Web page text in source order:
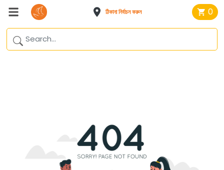
ঠিকানা নির্বাচন করুন 0